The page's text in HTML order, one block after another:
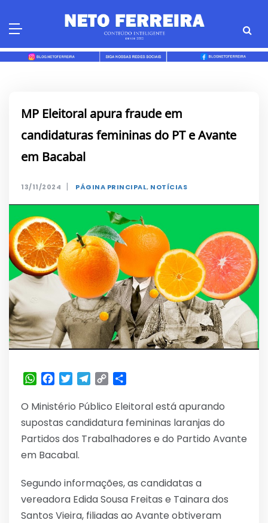
MP Eleitoral apura fraude em
candidaturas femininas do PT e Avante
em Bacabal
13/11/2024 | PÁGINA PRINCIPAL, NOTÍCIAS
WhatsApp
Facebook
TwitterTelegram
Copy
O Ministério Público Eleitoral está apurando
supostas candidatura femininas laranjas do
Partidos dos Trabalhadores e do Partido Avante
em Bacabal.
Segundo informações, as candidatas a
vereadora Edida Sousa Freitas e Tainara dos
Santos Vieira, filiadas ao Avante obtiveram